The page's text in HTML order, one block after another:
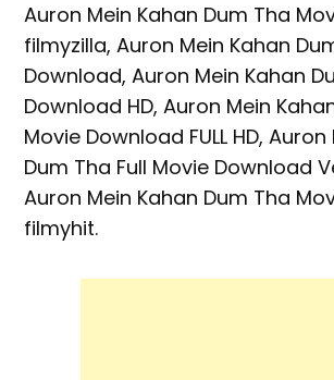
Auron Mein Kahan Dum Tha
filmyzilla, Auron Mein Kahan
Download, Auron Mein Kahan
Download HD, Auron Mein
Movie Download FULL HD,
Dum Tha Full Movie Download
Auron Mein Kahan Dum Tha
filmyhit.